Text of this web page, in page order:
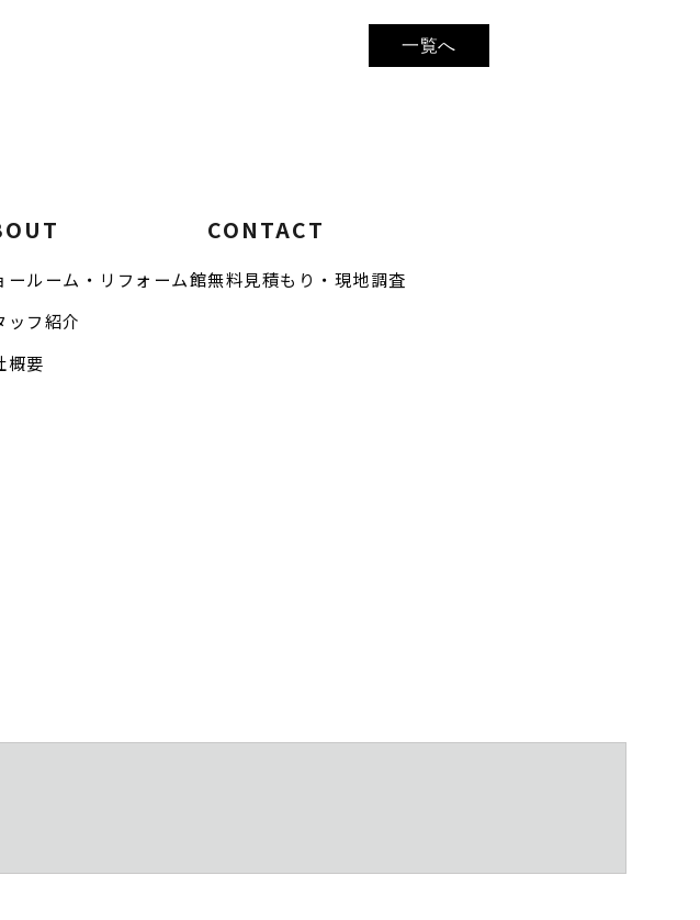
一覧へ
ールーム・リフォーム館
ッフ紹介
概要
CONTACT
無料見積もり・現地調査